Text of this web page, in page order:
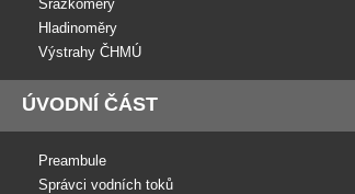
Srážkoměry
Hladinoměry
Výstrahy ČHMÚ
ÚVODNÍ ČÁST
Preambule
Správci vodních toků